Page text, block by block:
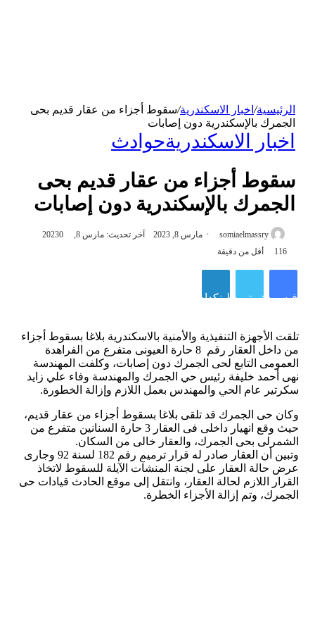
الرئيسية/ اخبار الاسكندرية/سقوط أجزاء من عقار قديم بحى
الجمرك بالإسكندرية دون إصابات
اخبار الاسكندريةحوادث
سقوط أجزاء من عقار قديم بحى
الجمرك بالإسكندرية دون إصابات
somiaelmassry مارس 8, 2023 آخر تحديث: مارس 8, 2023
0
116
أقل من دقيقة
فيسبوكتويتر لينكدإن
تلقت الأجهزة التنفيذية والأمنية بالاسكندرية بلاغا بسقوط أجزاء
من داخل العقار رقم 8 حارة العيونى متفرع من الفراهدة
العمومى التابع لحى الجمرك دون إصابات، وكلفت المهندسة
نهى أحمد خليفة رئيس حي الجمرك والمهندسة وفاء علي زايد
سكرتير عام الحي والمهندس بعمل اللازم وإزالة الخطورة.
وكان حى الجمرك قد تلقى بلاغا بسقوط أجزاء من عقار قديم،
حيث وقع انهيار داخلى فى العقار 3 حارة السنانين متفرع من
الشمرلى بحى الجمرك، والعقار خالى من السكان.
وتبين أن العقار صادر له قرار ترميم رقم 182 لسنة 92 وجارى
عرض حالة العقار على لجنة المنشآت الآيلة للسقوط لاتخاذ
القرار اللازم لحالة العقار، وانتقل إلى موقع الحادث قيادات حى
الجمرك، وتم إزالة الأجزاء الخطرة.